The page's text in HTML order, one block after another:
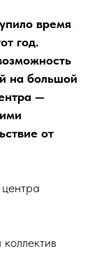
время
год.
на большой
—
от